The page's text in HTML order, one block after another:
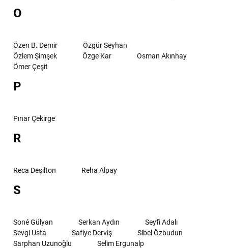
O
Özen B. Demir
Özgür Seyhan
Özlem Şimşek
Özge Kar
Osman Akınhay
Ömer Çeşit
P
Pınar Çekirge
R
Reca Deşilton Reha Alpay
S
Soné Gülyan Serkan Aydın
Seyfi Adalı
Sevgi Usta
Safiye Derviş
Sibel Özbudun
Sarphan Uzunoğlu
Selim Ergunalp